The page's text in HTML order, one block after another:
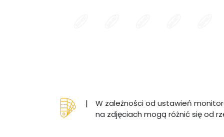
|
W zależności od ustawień
na zdjęciach mogą różnić się od